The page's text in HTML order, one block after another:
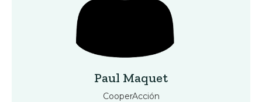
Paul Maquet
CooperAcción